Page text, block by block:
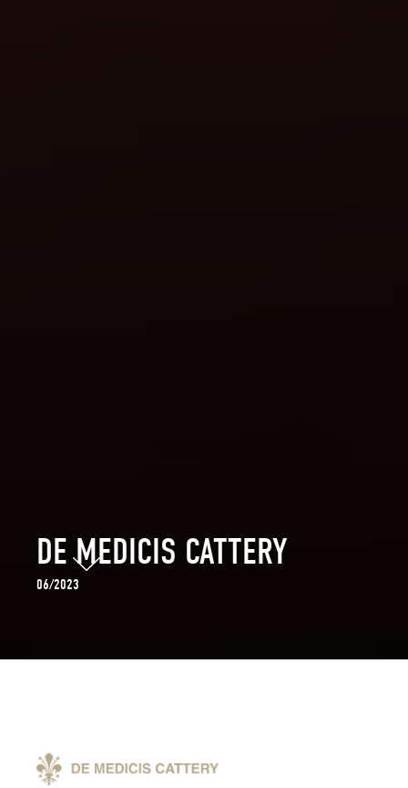
DE MEDICIS CATTERY
06/2023